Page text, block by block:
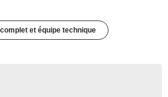
et équipe technique